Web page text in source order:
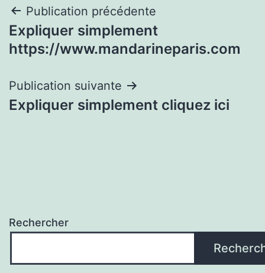
Navigation
de
Publication précédente
Expliquer simplement
https://www.mandarineparis.com
Publication suivante
Expliquer simplement cliquez ici
Rechercher